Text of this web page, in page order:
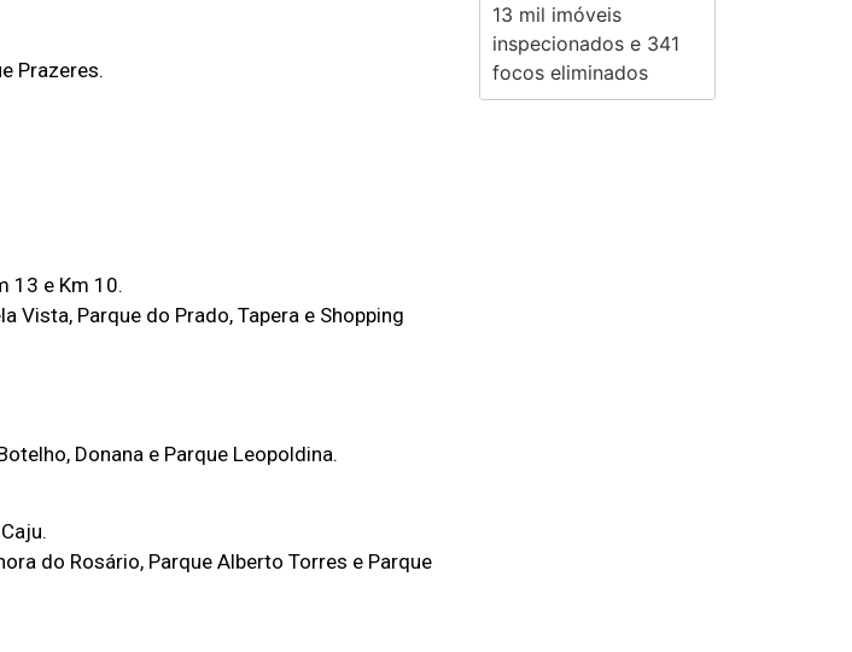
Prazeres.
13 e Km 10.
Vista, Parque do Prado, Tapera e Shopping
Donana e Parque Leopoldina.
do Rosário, Parque Alberto Torres e Parque
13 mil imóveis
inspecionados e 341
focos eliminados